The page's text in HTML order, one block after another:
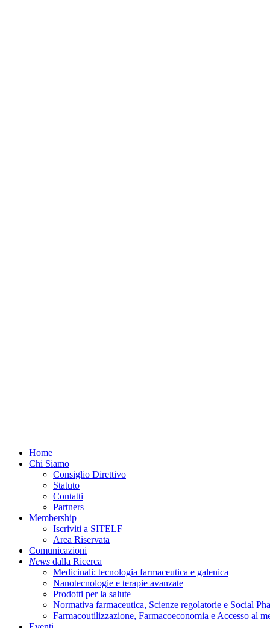
Menu
Home
Chi Siamo
Consiglio Direttivo
Statuto
Contatti
Partners
Membership
Iscriviti a SITELF
Area Riservata
Comunicazioni
News dalla Ricerca
Medicinali: tecnologia farmaceutica e galenica
Nanotecnologie e terapie avanzate
Prodotti per la salute
Normativa farmaceutica, Scienze regolatorie e Social
Farmacoutilizzazione, Farmacoeconomia e Accesso al